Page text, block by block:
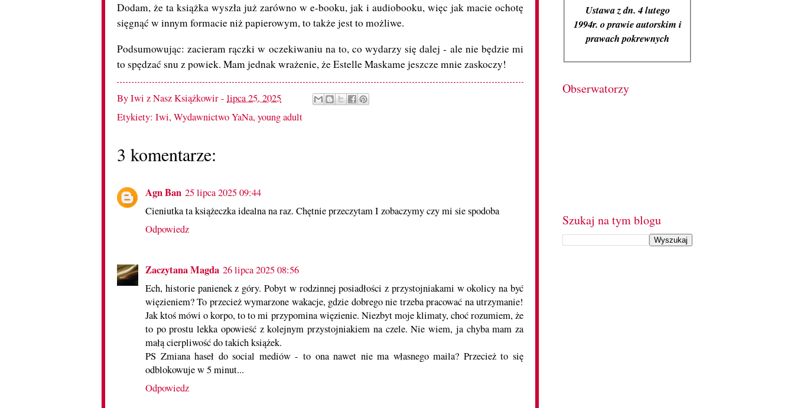
Dodam, że ta książka wyszła już zarówno w e-booku, jak i audiobooku, więc jak macie ochotę
sięgnąć w innym formacie niż papierowym, to także jest to możliwe.
Podsumowując: zacieram rączki w oczekiwaniu na to, co wydarzy się dalej - ale nie będzie mi
to spędzać snu z powiek. Mam jednak wrażenie, że Estelle Maskame jeszcze mnie zaskoczy!
ByIwi z Nasz Książkowir- lipca 25, 2025
Etykiety: Iwi,Wydawnictwo YaNa,young adult
3 komentarze:
Agn Ban 25 lipca 2025 09:44
Cieniutka ta książeczka idealna na raz. Chętnie przeczytam I zobaczymy czy mi sie spodoba
Odpowiedz
Zaczytana Magda 26 lipca 2025 08:56
Ech, historie panienek z góry. Pobyt w rodzinnej posiadłości z przystojniakami w okolicy na być
więzieniem? To przecież wymarzone wakacje, gdzie dobrego nie trzeba pracować na utrzymanie!
Jak ktoś mówi o korpo, to to mi przypomina więzienie. Niezbyt moje klimaty, choć rozumiem, że
to po prostu lekka opowieść z kolejnym przystojniakiem na czele. Nie wiem, ja chyba mam za
małą cierpliwość do takich książek.
PS Zmiana haseł do social mediów - to ona nawet nie ma własnego maila? Przecież to się
odblokowuje w 5 minut...
Odpowiedz
Ustawa z dn. 4 lutego
1994r. o prawie autorskim i
prawach pokrewnych
Obserwatorzy
Szukaj na tym blogu